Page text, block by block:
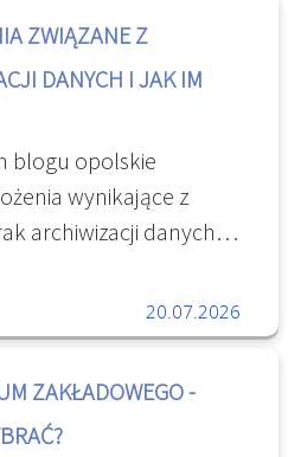
czasie zostanie
cykl szkoleń
przepisów: Nowy
techniki
Centrum Legislacji
kilkusetstronicowy
większość
Toolkit – i-
ZWIĄZANE Z
DANYCH I JAK IM
blogu opolskie
wynikające z
archiwizacji danych
Utrata danych
straty finansowe,
wiarygodności firmy.
może narazić
20.07.2026
ZAKŁADOWEGO -